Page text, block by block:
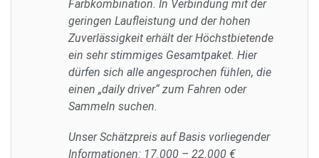
Farbkombination. In Verbindung mit der
geringen Laufleistung und der hohen
Zuverlässigkeit erhält der Höchstbietende
ein sehr stimmiges Gesamtpaket. Hier
dürfen sich alle angesprochen fühlen, die
einen „daily driver“ zum Fahren oder
Sammeln suchen.
Unser Schätzpreis auf Basis vorliegender
Informationen: 17.000 – 22.000 €